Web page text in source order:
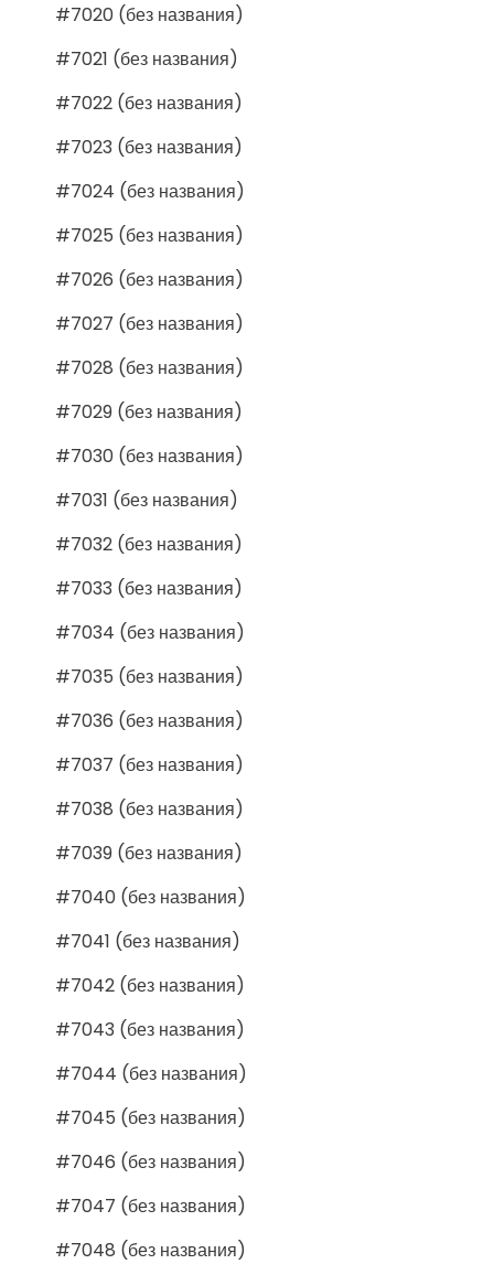
#7020 (без названия)
#7021 (без названия)
#7022 (без названия)
#7023 (без названия)
#7024 (без названия)
#7025 (без названия)
#7026 (без названия)
#7027 (без названия)
#7028 (без названия)
#7029 (без названия)
#7030 (без названия)
#7031 (без названия)
#7032 (без названия)
#7033 (без названия)
#7034 (без названия)
#7035 (без названия)
#7036 (без названия)
#7037 (без названия)
#7038 (без названия)
#7039 (без названия)
#7040 (без названия)
#7041 (без названия)
#7042 (без названия)
#7043 (без названия)
#7044 (без названия)
#7045 (без названия)
#7046 (без названия)
#7047 (без названия)
#7048 (без названия)